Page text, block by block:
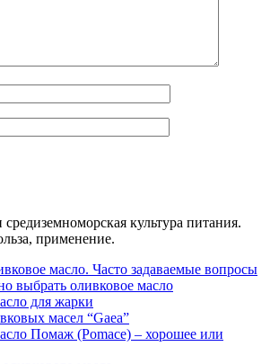
культура питания.
применение.
масло. Часто задаваемые вопросы
выбрать оливковое масло
для жарки
масел “Gaea”
Помаж (Pomace) – хорошее или